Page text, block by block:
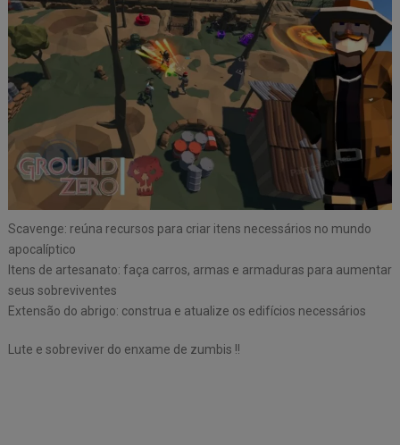
Scavenge: reúna recursos para criar itens necessários no mundo
apocalíptico
Itens de artesanato: faça carros, armas e armaduras para aumentar
seus sobreviventes
Extensão do abrigo: construa e atualize os edifícios necessários
Lute e sobreviver do enxame de zumbis !!